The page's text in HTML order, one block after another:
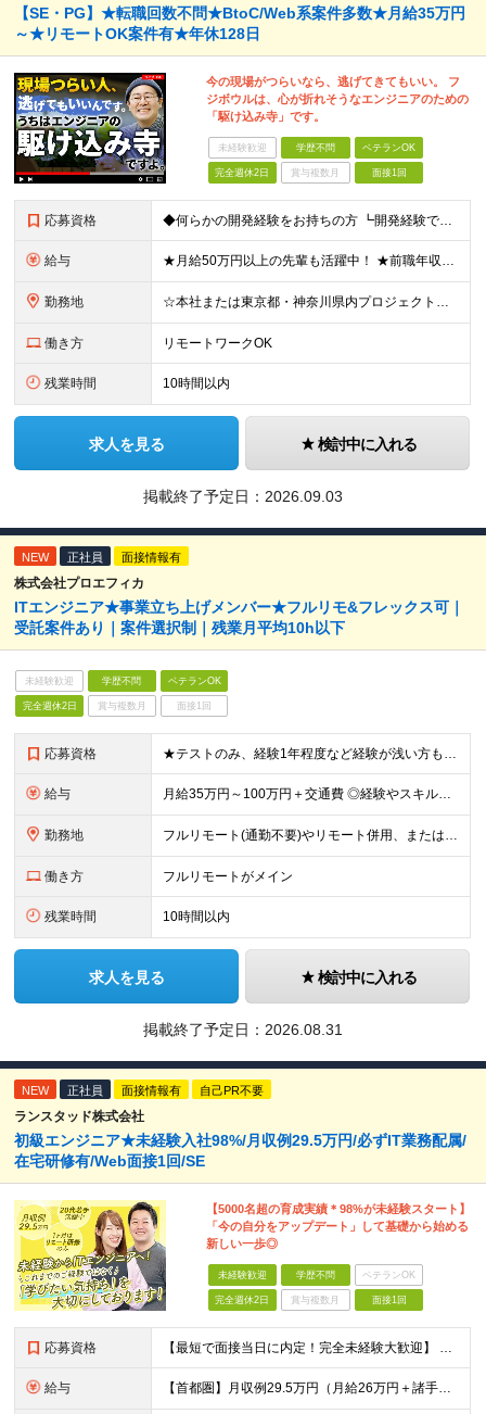
【SE・PG】★転職回数不問★BtoC/Web系案件多数★月給35万円
～★リモートOK案件有★年休128日
今の現場がつらいなら、逃げてきてもいい。 フ
ジボウルは、心が折れそうなエンジニアのための
「駆け込み寺」です。
未経験歓迎 学歴不問 ベテランOK
完全週休2日 賞与複数月 面接1回
応募資格 ◆何らかの開発経験をお持ちの方 ┗開発経験ではなく、運用・保守経験があるという方も、お気軽にご応募ください！ ┗ブランク・転職回数は不問です！ ┗ネガティブな応募理由も歓迎です！ ※学歴不問 ☆活か
給与 ★月給50万円以上の先輩も活躍中！ ★前職年収から80万円以上UP保証 月給35万円～ ※月給には固定残業代を含む(月20時間分/2万6000円～/超過分別途支給） ※残業がなくても上記支給(基本残
勤務地 ☆本社または東京都・神奈川県内プロジェクト先での勤務となります ☆リモートワークOKの案件も多数あります(応相談) ☆転居を伴う転勤はありません ☆九州地方、北陸地方、北海道からの転職者も多数在籍！/
働き方 リモートワークOK
残業時間 10時間以内
求人を見る 検討中に入れる
掲載終了予定日： 2026.09.03
NEW 正社員 面接情報有
株式会社プロエフィカ
ITエンジニア★事業立ち上げメンバー★フルリモ&フレックス可｜
受託案件あり｜案件選択制｜残業月平均10h以下
未経験歓迎 学歴不問 ベテランOK
完全週休2日 賞与複数月 面接1回
応募資格 ★テストのみ、経験1年程度など経験が浅い方も歓迎します！ ■学歴不問 ■システム開発における実務経験をお持ちの方 ◎先輩のサポートなど経験が浅い方から、PLクラスまで、幅広い層を歓迎します ◎大規模
給与 月給35万円～100万円＋交通費 ◎経験やスキルを考慮し、最大限優遇します ◎上記月給は固定残業代月40時間分(月10万9,375～)を含みます。残業時間が超過した場合はその分追加支給します ◎試用
勤務地 フルリモート(通勤不要)やリモート併用、または首都圏を中心とするプロジェクト先での勤務 ★転勤はありません ■本社 東京都品川区西五反田3丁目15-6 リードシー目黒不動前ビル1-04 ※(変更
働き方 フルリモートがメイン
残業時間 10時間以内
求人を見る 検討中に入れる
掲載終了予定日： 2026.08.31
NEW 正社員 面接情報有 自己PR不要
ランスタッド株式会社
初級エンジニア★未経験入社98%/月収例29.5万円/必ずIT業務配属/
在宅研修有/Web面接1回/SE
【5000名超の育成実績＊98%が未経験スタート】
「今の自分をアップデート」して基礎から始める
新しい一歩◎
未経験歓迎 学歴不問 ベテランOK
完全週休2日 賞与複数月 面接1回
応募資格 【最短で面接当日に内定！完全未経験大歓迎】 ・業種／職種未経験歓迎 ・社会人デビュー、第二新卒、既卒者大歓迎 ・学歴不問（文系、理系不問） ・20代～30代、男女問わず活躍中 ・服装、髪色自由 ・明確
給与 【首都圏】月収例29.5万円（月給26万円＋諸手当） 【東海・関西】月収例28.5万円（月給25万円＋諸手当） 【九州】月収例26万円（月給23万円＋諸手当） ※経験・スキル・前職給与を踏まえ、総合